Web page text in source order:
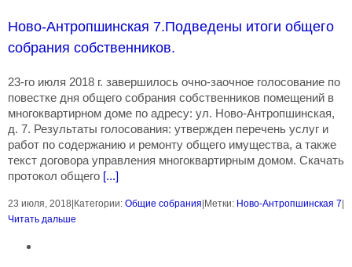
Ново-Антропшинская 7.Подведены итоги общего
собрания собственников.
23-го июля 2018 г. завершилось очно-заочное голосование по
повестке дня общего собрания собственников помещений в
многоквартирном доме по адресу: ул. Ново-Антропшинская,
д. 7. Результаты голосования: утвержден перечень услуг и
работ по содержанию и ремонту общего имущества, а также
текст договора управления многоквартирным домом. Скачать
протокол общего [...]
23 июля, 2018|Категории: Общие собрания|Метки: Ново-Антропшинская 7|
Читать дальше